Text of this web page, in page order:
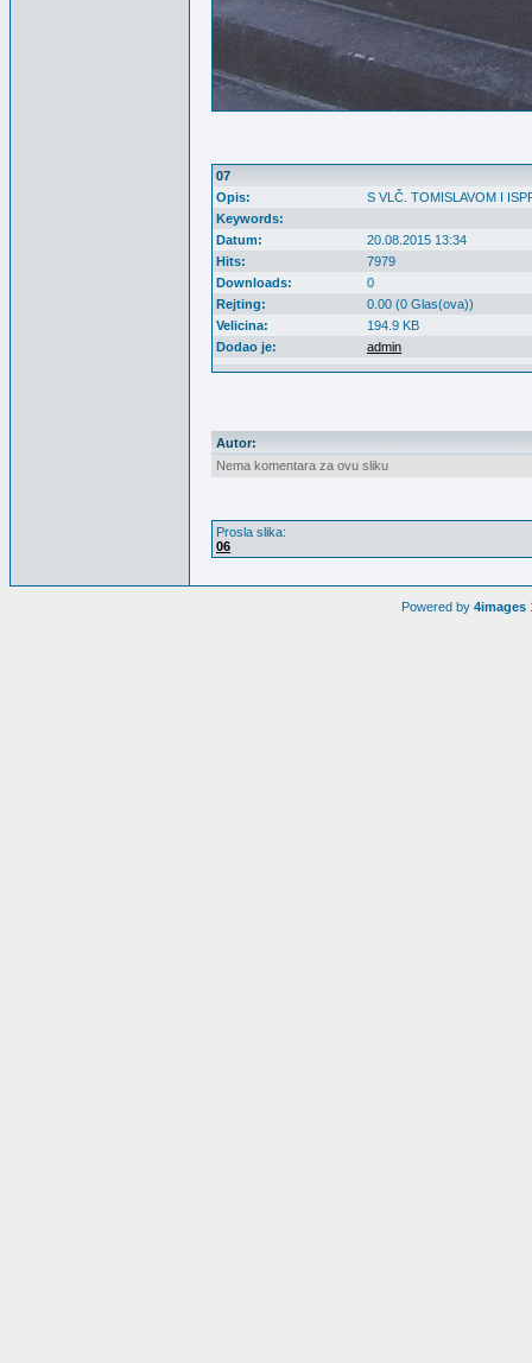
07
Opis:
S VLČ. TOMISLAVOM I
Keywords:
Datum:
20.08.2015 13:34
Hits:
7979
Downloads:
0
Rejting:
0.00 (0 Glas(ova))
Velicina:
194.9 KB
Dodao je:
admin
Autor:
Nema komentara za ovu sliku
Prosla slika:
06
Powered by 4images